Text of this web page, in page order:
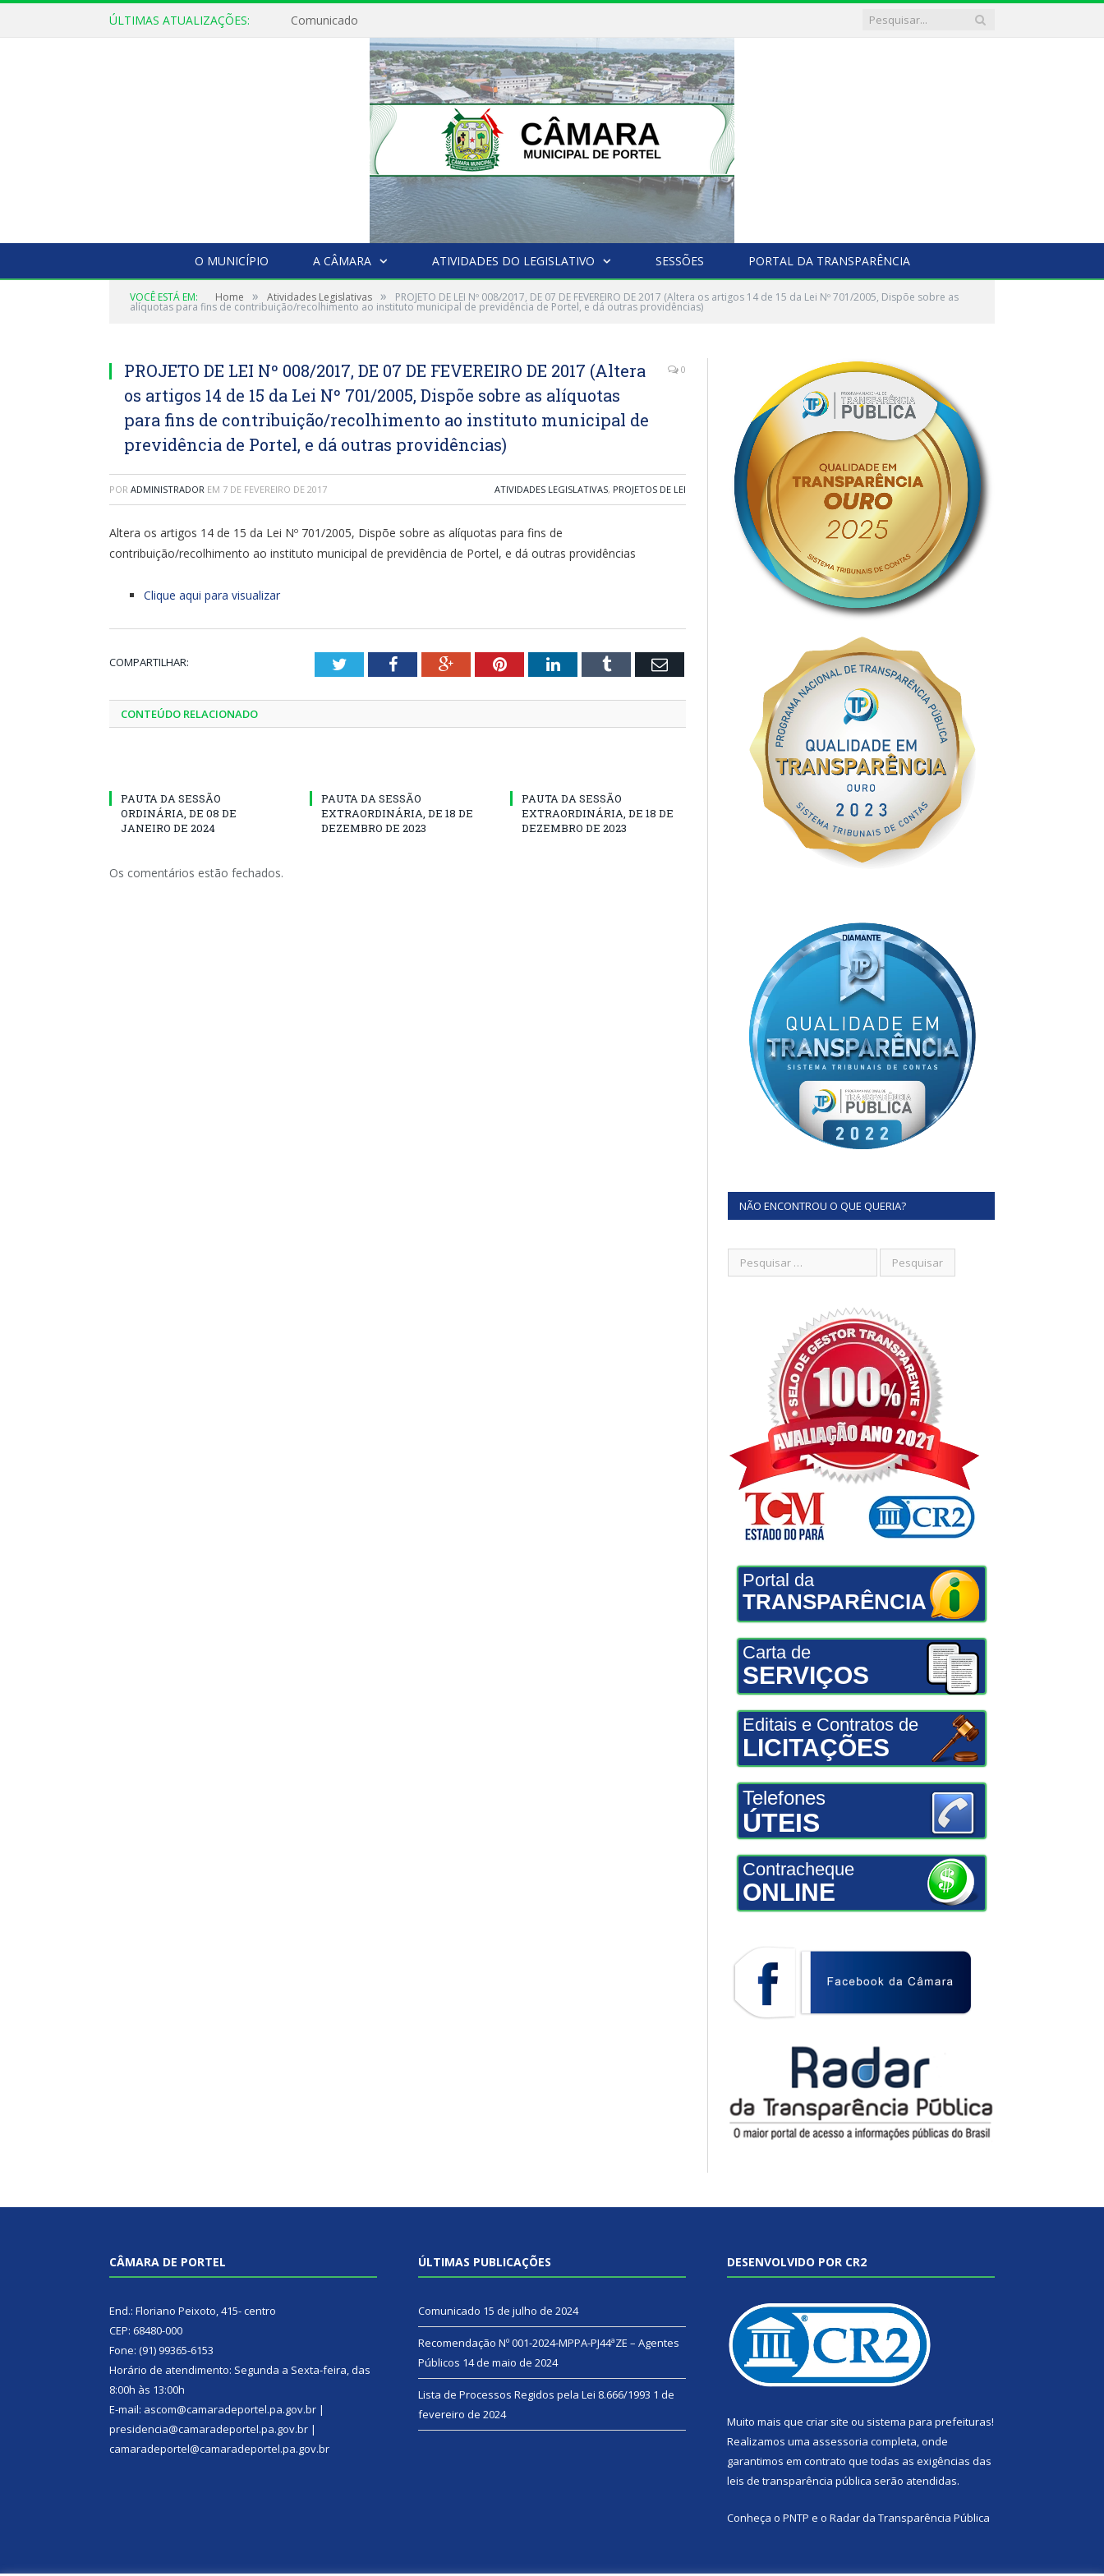
ÚLTIMAS ATUALIZAÇÕES: Comunicado
O MUNICÍPIO A CÂMARA ATIVIDADES DO LEGISLATIVO SESSÕES PORTAL DA TRANSPARÊNCIA
VOCÊ ESTÁ EM: Home » Atividades Legislativas » PROJETO DE LEI Nº 008/2017, DE 07 DE FEVEREIRO DE 2017 (Altera os artigos 14 de 15 da Lei Nº 701/2005, Dispõe sobre as
alíquotas para fins de contribuição/recolhimento ao instituto municipal de previdência de Portel, e dá outras providências)
PROJETO DE LEI Nº 008/2017, DE 07 DE FEVEREIRO DE 2017 (Altera
os artigos 14 de 15 da Lei Nº 701/2005, Dispõe sobre as alíquotas
para fins de contribuição/recolhimento ao instituto municipal de
previdência de Portel, e dá outras providências)
0
POR ADMINISTRADOR EM 7 DE FEVEREIRO DE 2017 ATIVIDADES LEGISLATIVAS, PROJETOS DE LEI
Altera os artigos 14 de 15 da Lei Nº 701/2005, Dispõe sobre as alíquotas para fins de
contribuição/recolhimento ao instituto municipal de previdência de Portel, e dá outras providências
Clique aqui para visualizar
COMPARTILHAR: TwitterFacebookGoogle+PinterestLinkedInTumblr Email
CONTEÚDO RELACIONADO
PAUTA DA SESSÃO
ORDINÁRIA, DE 08 DE
JANEIRO DE 2024
PAUTA DA SESSÃO
EXTRAORDINÁRIA, DE 18 DE
DEZEMBRO DE 2023
PAUTA DA SESSÃO
EXTRAORDINÁRIA, DE 18 DE
DEZEMBRO DE 2023
Os comentários estão fechados.
NÃO ENCONTROU O QUE QUERIA?
Portal da
TRANSPARÊNCIA
Carta de
SERVIÇOS
Editais e Contratos de
LICITAÇÕES
Telefones
ÚTEIS
Contracheque
ONLINE
CÂMARA DE PORTEL
End.: Floriano Peixoto, 415- centro
CEP: 68480-000
Fone: (91) 99365-6153
Horário de atendimento: Segunda a Sexta-feira, das
8:00h às 13:00h
E-mail: ascom@camaradeportel.pa.gov.br |
presidencia@camaradeportel.pa.gov.br |
camaradeportel@camaradeportel.pa.gov.br
ÚLTIMAS PUBLICAÇÕES
Comunicado 15 de julho de 2024
Recomendação Nº 001-2024-MPPA-PJ44ªZE – Agentes
Públicos 14 de maio de 2024
Lista de Processos Regidos pela Lei 8.666/1993 1 de
fevereiro de 2024
DESENVOLVIDO POR CR2
Muito mais que criar site ou sistema para prefeituras!
Realizamos uma assessoria completa, onde
garantimos em contrato que todas as exigências das
leis de transparência pública serão atendidas.
Conheça o PNTP e o Radar da Transparência Pública